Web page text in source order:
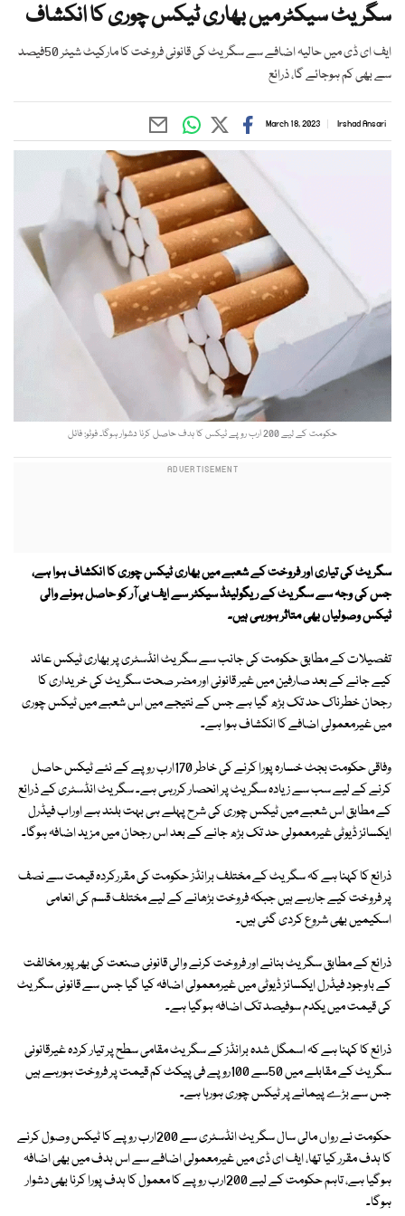
سگریٹ سیکٹرمیں بھاری ٹیکس چوری کا انکشاف
ایف ای ڈی میں حالیہ اضافے سے سگریٹ کی قانونی فروخت کا مارکیٹ شیئر 50فیصد
سے بھی کم ہوجائے گا، ذرائع
Irshad Ansari
March 18, 2023
حکومت کے لیے 200 ارب روپے ٹیکس کا ہدف حاصل کرنا دشوار ہوگا۔ فوٹو: فائل
سگریٹ کی تیاری اور فروخت کے شعبے میں بھاری ٹیکس چوری کا انکشاف ہوا ہے،
جس کی وجہ سے سگریٹ کے ریگولیٹڈ سیکٹر سے ایف بی آر کو حاصل ہونے والی
ٹیکس وصولیاں بھی متاثر ہورہی ہیں۔
تفصیلات کے مطابق حکومت کی جانب سے سگریٹ انڈسٹری پر بھاری ٹیکس عائد
کیے جانے کے بعد صارفین میں غیر قانونی اور مضر صحت سگریٹ کی خریداری کا
رجحان خطرناک حد تک بڑھ گیا ہے جس کے نتیجے میں اس شعبے میں ٹیکس چوری
میں غیرمعمولی اضافے کا انکشاف ہوا ہے۔
وفاقی حکومت بجٹ خسارہ پورا کرنے کی خاطر 170ارب روپے کے نئے ٹیکس حاصل
کرنے کے لیے سب سے زیادہ سگریٹ پر انحصار کررہی ہے۔ سگریٹ انڈسٹری کے ذرائع
کے مطابق اس شعبے میں ٹیکس چوری کی شرح پہلے ہی بہت بلند ہے اوراب فیڈرل
ایکسائز ڈیوٹی غیرمعمولی حد تک بڑھ جانے کے بعد اس رجحان میں مزید اضافہ ہوگا۔
ذرائع کا کہنا ہے کہ سگریٹ کے مختلف برانڈز حکومت کی مقررکردہ قیمت سے نصف
پر فروخت کیے جارہے ہیں جبکہ فروخت بڑھانے کے لیے مختلف قسم کی انعامی
اسکیمیں بھی شروع کردی گئی ہیں۔
ذرائع کے مطابق سگریٹ بنانے اور فروخت کرنے والی قانونی صنعت کی بھرپور مخالفت
کے باوجود فیڈرل ایکسائز ڈیوٹی میں غیرمعمولی اضافہ کیا گیا جس سے قانونی سگریٹ
کی قیمت میں یکدم سوفیصد تک اضافہ ہوگیا ہے۔
ذرائع کا کہنا ہے کہ اسمگل شدہ برانڈز کے سگریٹ مقامی سطح پر تیار کردہ غیرقانونی
سگریٹ کے مقابلے میں 50سے 100روپے فی پیکٹ کم قیمت پر فروخت ہورہے ہیں
جس سے بڑے پیمانے پر ٹیکس چوری ہورہا ہے۔
حکومت نے رواں مالی سال سگریٹ انڈسٹری سے 200ارب روپے کا ٹیکس وصول کرنے
کا ہدف مقرر کیا تھا، ایف ای ڈی میں غیرمعمولی اضافے سے اس ہدف میں بھی اضافہ
ہوگیا ہے، تاہم حکومت کے لیے 200ارب روپے کا معمول کا ہدف پورا کرنا بھی دشوار
ہوگا۔